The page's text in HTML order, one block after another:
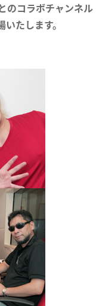
のコラボチャンネル
たします。